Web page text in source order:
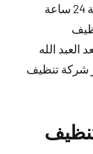
نوفر لكم أفضل خدمة تنظيف منازل خدمة 24 ساعة
الله
شركة تنظيف